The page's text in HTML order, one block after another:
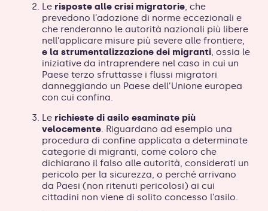
Le risposte alle crisi migratorie, che
prevedono l’adozione di norme eccezionali e
che renderanno le autorità nazionali più libere
nell’applicare misure più severe alle frontiere,
e la strumentalizzazione dei migranti, ossia le
iniziative da intraprendere nel caso in cui un
Paese terzo sfruttasse i flussi migratori
danneggiando un Paese dell’Unione europea
con cui confina.
Le richieste di asilo esaminate più
velocemente. Riguardano ad esempio una
procedura di confine applicata a determinate
categorie di migranti, come coloro che
dichiarano il falso alle autorità, considerati un
pericolo per la sicurezza, o perché arrivano
da Paesi (non ritenuti pericolosi) ai cui
cittadini non viene di solito concesso l’asilo.